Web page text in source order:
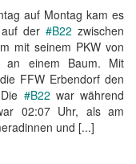
auf Montag kam es
auf der #B22 zwischen
mit seinem PKW von
einem Baum. Mit
FFW Erbendorf den
#B22 war während
02:07 Uhr, als am
und [...]